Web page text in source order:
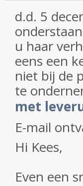
d.d. 5
u haar
eens een
niet bij de
te
met
E-mail
Hi Kees,
Even een